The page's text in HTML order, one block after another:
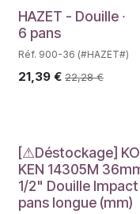
HAZET - Douille ∙
6 pans
Réf. 900-36 (#HAZET#)
21,39 € 22,28€
Déstockage
[⚠Déstockage]
KEN 14305M
1/2" Douille Impact
pans longue (mm)